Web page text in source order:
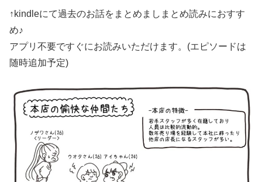
↑kindleにて過去のお話をまとめましまとめ読みにおすす
め♪
アプリ不要ですぐにお読みいただけます。(エピソードは
随時追加予定)